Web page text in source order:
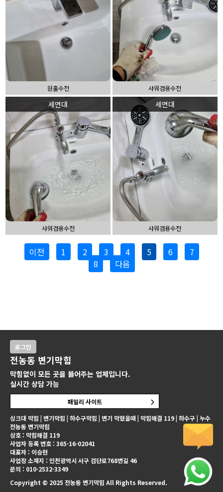
원홀수전 샤워겸용수전
세면대
샤워겸용수전
세면대
샤워겸용수전
이전 1 2 3 4 5 6
7
8
다음
싱크대 막힘 | 변기막힘 | 하수구막힘 | 변기 막혔을때 | 막힘해결 119 | 하수구 | 누수
전농동 변기막힘
상호 : 막힘해결 119
사업자 등록 번호 : 365-16-02041
대표자 : 이승현
사업장 소재지 : 인천광역시 서구 검단로768번길 46
문의 : 010-2532-3349
Copyright © 2025 전농동 변기막힘 All Rights Reserved.
로그인
전농동 변기막힘
막힘없이 모든 곳을 뚫어주는 업체입니다.
실시간 상담 가능
패밀리 사이트